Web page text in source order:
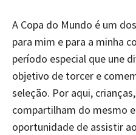
A Copa do Mundo é um
para mim e para a minha
período especial que une
objetivo de torcer e
seleção. Por aqui,
compartilham do mesmo
oportunidade de assistir